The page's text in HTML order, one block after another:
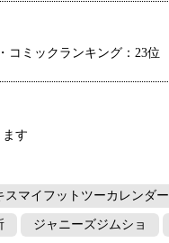
コミックランキング：23位
コミックランキング：18位
コミックランキング：9位
す
スマイフットツーカレンダー
ジャニーズジムショ